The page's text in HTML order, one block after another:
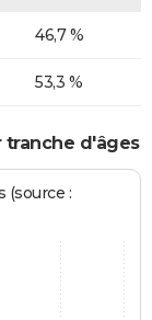
46,7 %
53,3 %
tranche d'âges
(source :